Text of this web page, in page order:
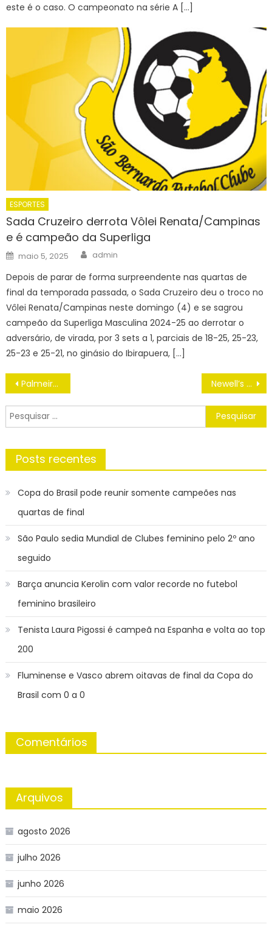
este é o caso. O campeonato na série A […]
ESPORTES
Sada Cruzeiro derrota Vôlei Renata/Campinas
e é campeão da Superliga
Posted
on
maio 5, 2025 Author
admin
Depois de parar de forma surpreendente nas quartas de
final da temporada passada, o Sada Cruzeiro deu o troco no
Vôlei Renata/Campinas neste domingo (4) e se sagrou
campeão da Superliga Masculina 2024-25 ao derrotar o
adversário, de virada, por 3 sets a 1, parciais de 18-25, 25-23,
25-23 e 25-21, no ginásio do Ibirapuera, […]
Navegação
de
Post
Palmeiras x Ponte Preta – ASSISTIR AO VIVO, PALPITES, ESCALAÇÕES Paulistão 2024, HOJE (16/03) Newell’s Old Boys x Platense ONDE ASSISTIR AO VIVO, ESCALAÇÕES, PALPITES CAMPEONATO ARGENTINO, HOJE (15/03)
Pesquisar
por:
Posts recentes
Copa do Brasil pode reunir somente campeões nas
quartas de final
São Paulo sedia Mundial de Clubes feminino pelo 2º ano
seguido
Barça anuncia Kerolin com valor recorde no futebol
feminino brasileiro
Tenista Laura Pigossi é campeã na Espanha e volta ao top
200
Fluminense e Vasco abrem oitavas de final da Copa do
Brasil com 0 a 0
Comentários
Arquivos
agosto 2026
julho 2026
junho 2026
maio 2026